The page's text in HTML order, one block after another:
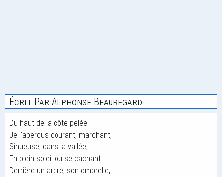
Écrit Par Alphonse Beauregard
Du haut de la côte pelée
Je l'aperçus courant, marchant,
Sinueuse, dans la vallée,
En plein soleil ou se cachant
Derrière un arbre, son ombrelle,